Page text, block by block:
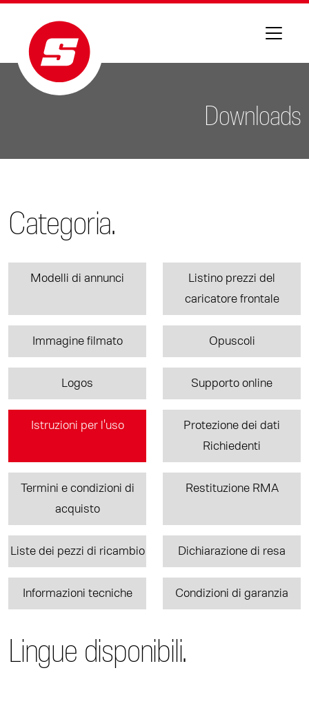
Downloads
Categoria.
Modelli di annunci
Listino prezzi del
caricatore frontale
Immagine filmato Opuscoli
Logos Supporto online
Istruzioni per l'uso
Protezione dei dati
Richiedenti
Termini e condizioni di
acquisto
Restituzione RMA
Liste dei pezzi di ricambio Dichiarazione di resa
Informazioni tecniche Condizioni di garanzia
Lingue disponibili.